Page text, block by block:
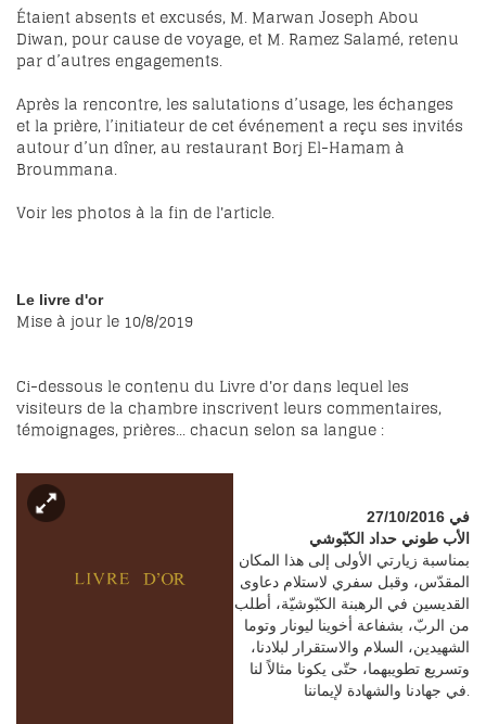
Étaient absents et excusés, M. Marwan Joseph Abou
Diwan, pour cause de voyage, et M. Ramez Salamé, retenu
par d’autres engagements.
Après la rencontre, les salutations d’usage, les échanges
et la prière, l’initiateur de cet événement a reçu ses invités
autour d’un dîner, au restaurant Borj El-Hamam à
Broummana.
Voir les photos à la fin de l'article.
Le livre d'or
Mise à jour le 10/8/2019
Ci-dessous le contenu du Livre d'or dans lequel les
visiteurs de la chambre inscrivent leurs commentaires,
témoignages, prières... chacun selon sa langue :
في 27/10/2016
الأب طوني حداد الكبّوشي
بمناسبة زيارتي الأولى إلى هذا المكان
المقدّس، وقبل سفري لاستلام دعاوى
القديسين في الرهبنة الكبّوشيّة، أطلب
من الربّ، بشفاعة أخوينا ليونار وتوما
الشهيدين، السلام والاستقرار لبلادنا،
وتسريع تطويبهما، حتّى يكونا مثالاً لنا
في جهادنا والشهادة لإيماننا.